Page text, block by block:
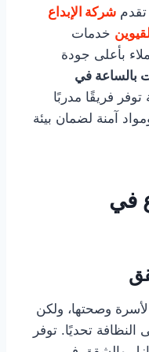
تقدم شركة الإبداع
خدمات
بأعلى جودة
بالساعة في
فريقًا مدربًا
آمنة لضمان بيئة
في
وصحتها، ولكن
تحديًا. توفر